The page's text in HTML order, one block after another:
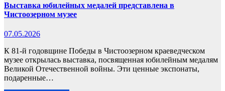
Выставка юбилейных медалей представлена в
Чистоозерном музее
07.05.2026
К 81-й годовщине Победы в Чистоозерном краеведческом
музее открылась выставка, посвященная юбилейным медалям
Великой Отечественной войны. Эти ценные экспонаты,
подаренные…